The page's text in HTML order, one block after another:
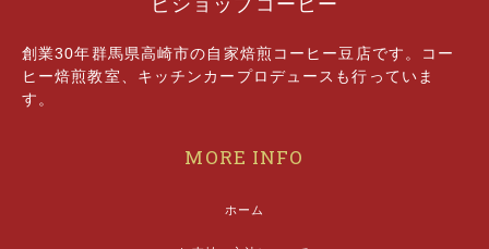
創業30年群馬県高崎市の自家焙煎コーヒー豆店です。コー
ヒー焙煎教室、キッチンカープロデュースも行っていま
す。
MORE INFO
ホーム